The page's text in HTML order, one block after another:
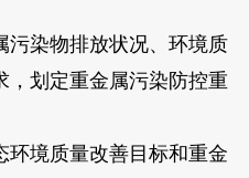
染物排放状况、环境质
，划定重金属污染防控重
境质量改善目标和重金